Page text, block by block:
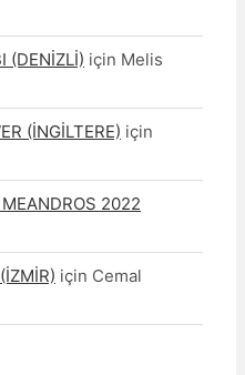
(DENİZLİ) için Melis
(İNGİLTERE) için
2022
için Cemal